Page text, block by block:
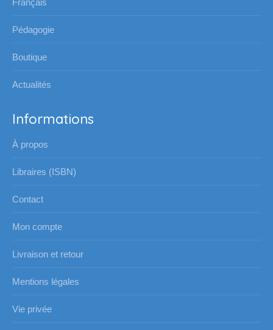
fenêtrefenêtre
Pédagogie
Boutique
Actualités
Informations
À propos
Libraires (ISBN)
Contact
Mon compte
Livraison et retour
Mentions légales
Vie privée